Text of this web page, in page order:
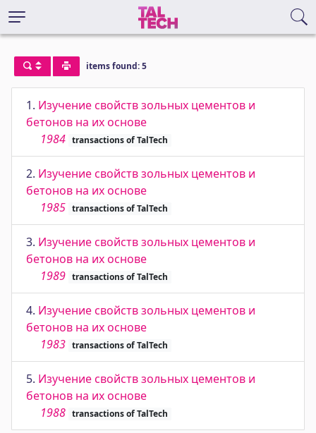
items found: 5
1. Изучение свойств зольных цементов и
бетонов на их основе
1984 transactions of TalTech
2. Изучение свойств зольных цементов и
бетонов на их основе
1985 transactions of TalTech
3. Изучение свойств зольных цементов и
бетонов на их основе
1989 transactions of TalTech
4. Изучение свойств зольных цементов и
бетонов на их основе
1983 transactions of TalTech
5. Изучение свойств зольных цементов и
бетонов на их основе
1988 transactions of TalTech